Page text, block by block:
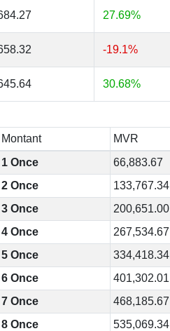
27.69%
-19.1%
30.68%
Montant
MVR
1 Once
66,883.67
2 Once
133,767.34
3 Once
200,651.00
4 Once
267,534.67
5 Once
334,418.34
6 Once
401,302.01
7 Once
468,185.67
8 Once
535,069.34